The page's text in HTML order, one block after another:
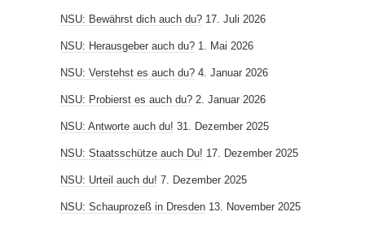
NSU: Bewährst dich auch du? 17. Juli 2026
NSU: Herausgeber auch du? 1. Mai 2026
NSU: Verstehst es auch du? 4. Januar 2026
NSU: Probierst es auch du? 2. Januar 2026
NSU: Antworte auch du! 31. Dezember 2025
NSU: Staatsschütze auch Du! 17. Dezember 2025
NSU: Urteil auch du! 7. Dezember 2025
NSU: Schauprozeß in Dresden 13. November 2025